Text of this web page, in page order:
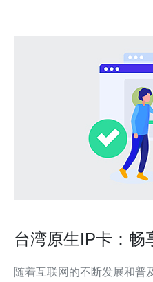
台湾原生IP卡：畅
随着互联网的不断发展和普